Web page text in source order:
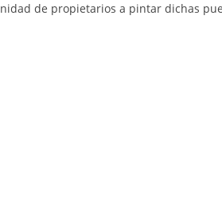
de propietarios a pintar dichas